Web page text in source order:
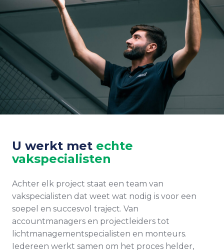
U werkt met echte
vakspecialisten
Achter elk project staat een team van
vakspecialisten dat weet wat nodig is voor een
soepel en succesvol traject. Van
accountmanagers en projectleiders tot
lichtmanagementspecialisten en monteurs.
Iedereen werkt samen om het proces helder,